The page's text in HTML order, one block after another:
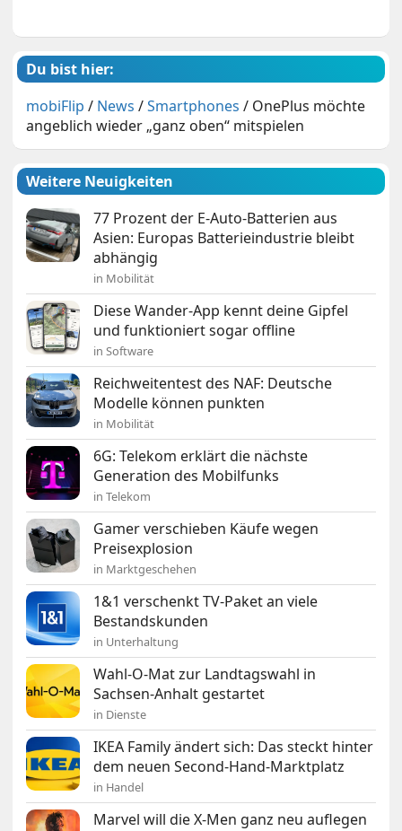
Du bist hier:
mobiFlip / News /Smartphones / OnePlus möchte
angeblich wieder „ganz oben“ mitspielen
Weitere Neuigkeiten
77 Prozent der E-Auto-Batterien aus
Asien: Europas Batterieindustrie bleibt
abhängig
in Mobilität
Diese Wander-App kennt deine Gipfel
und funktioniert sogar offline
in Software
Reichweitentest des NAF: Deutsche
Modelle können punkten
in Mobilität
6G: Telekom erklärt die nächste
Generation des Mobilfunks
in Telekom
Gamer verschieben Käufe wegen
Preisexplosion
in Marktgeschehen
1&1 verschenkt TV-Paket an viele
Bestandskunden
in Unterhaltung
Wahl-O-Mat zur Landtagswahl in
Sachsen-Anhalt gestartet
in Dienste
IKEA Family ändert sich: Das steckt hinter
dem neuen Second-Hand-Marktplatz
in Handel
Marvel will die X-Men ganz neu auflegen